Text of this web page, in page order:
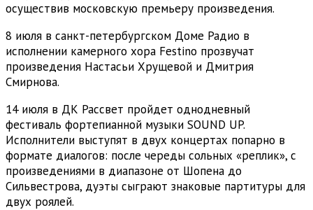
осуществив московскую премьеру произведения.
8 июля в санкт-петербургском Доме Радио в
исполнении камерного хора Festino прозвучат
произведения Настасьи Хрущевой и Дмитрия
Смирнова.
14 июля в ДК Рассвет пройдет однодневный
фестиваль фортепианной музыки SOUND UP.
Исполнители выступят в двух концертах попарно в
формате диалогов: после череды сольных «реплик», с
произведениями в диапазоне от Шопена до
Сильвестрова, дуэты сыграют знаковые партитуры для
двух роялей.